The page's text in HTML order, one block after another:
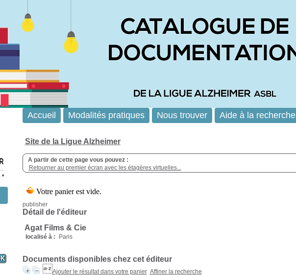
Site de la Ligue Alzheimer
A partir de cette page vous pouvez :
Retourner au premier écran avec les étagères virtuelles...
publisher
Détail de l'éditeur
Agat Films & Cie
localisé à : Paris
Documents disponibles chez cet éditeur
Ajouter le résultat dans votre panier Affiner la recherche
Accueil Modalités pratiques Nous trouver Aide à la recherche